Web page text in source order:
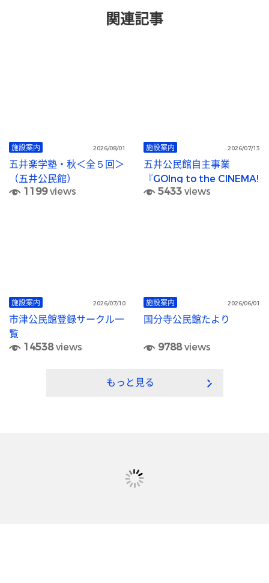
関連記事
施設案内 2026/08/01
五井楽学塾・秋＜全５回＞
（五井公民館）
1199views
施設案内 2026/07/13
五井公民館自主事業
『GOIng to the CINEMA!
（五井シネマ）』
5433views
施設案内 2026/07/10
市津公民館登録サークル一
覧
14538views
施設案内 2026/06/01
国分寺公民館たより
9788views
もっと見る